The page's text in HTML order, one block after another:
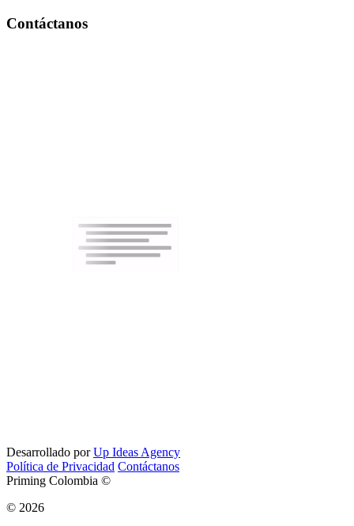
Contáctanos
Desarrollado porUp Ideas Agency
Política de Privacidad Contáctanos
Priming Colombia ©
© 2026